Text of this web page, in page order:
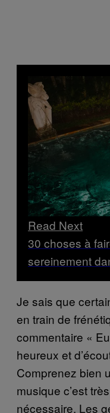
Read Next
30 choses à
sereinement
Je sais que
en train de
commentaire «
heureux et
Comprenez bien
musique c’est
nécessaire. Les